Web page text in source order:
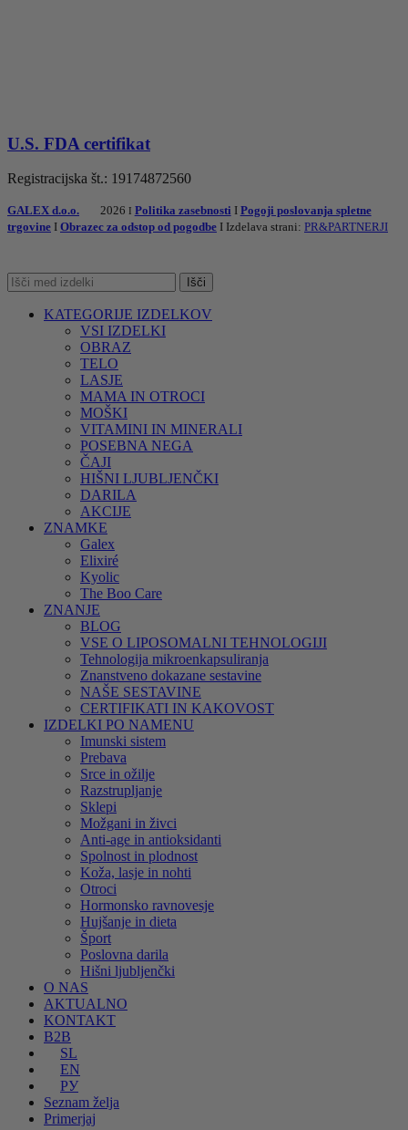
U.S. FDA certifikat
Registracijska št.: 19174872560
GALEX d.o.o. 2026 I Politika zasebnosti I Pogoji poslovanja spletne
trgovine I Obrazec za odstop od pogodbe I Izdelava strani: PR&PARTNERJI
Išči
KATEGORIJE IZDELKOV
VSI IZDELKI
OBRAZ
TELO
LASJE
MAMA IN OTROCI
MOŠKI
VITAMINI IN MINERALI
POSEBNA NEGA
ČAJI
HIŠNI LJUBLJENČKI
DARILA
AKCIJE
ZNAMKE
Galex
Elixiré
Kyolic
The Boo Care
ZNANJE
BLOG
VSE O LIPOSOMALNI TEHNOLOGIJI
Tehnologija mikroenkapsuliranja
Znanstveno dokazane sestavine
NAŠE SESTAVINE
CERTIFIKATI IN KAKOVOST
IZDELKI PO NAMENU
Imunski sistem
Prebava
Srce in ožilje
Razstrupljanje
Sklepi
Možgani in živci
Anti-age in antioksidanti
Spolnost in plodnost
Koža, lasje in nohti
Otroci
Hormonsko ravnovesje
Hujšanje in dieta
Šport
Poslovna darila
Hišni ljubljenčki
O NAS
AKTUALNO
KONTAKT
B2B
SL
EN
РУ
Seznam želja
Primerjaj